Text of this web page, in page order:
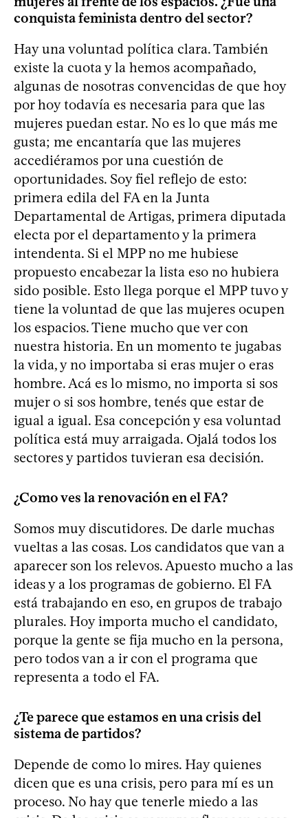
conquista feminista dentro del sector?
Hay una voluntad política clara. También
existe la cuota y la hemos acompañado,
algunas de nosotras convencidas de que hoy
por hoy todavía es necesaria para que las
mujeres puedan estar. No es lo que más me
gusta; me encantaría que las mujeres
accediéramos por una cuestión de
oportunidades. Soy fiel reflejo de esto:
primera edila del FA en la Junta
Departamental de Artigas, primera diputada
electa por el departamento y la primera
intendenta. Si el MPP no me hubiese
propuesto encabezar la lista eso no hubiera
sido posible. Esto llega porque el MPP tuvo y
tiene la voluntad de que las mujeres ocupen
los espacios. Tiene mucho que ver con
nuestra historia. En un momento te jugabas
la vida, y no importaba si eras mujer o eras
hombre. Acá es lo mismo, no importa si sos
mujer o si sos hombre, tenés que estar de
igual a igual. Esa concepción y esa voluntad
política está muy arraigada. Ojalá todos los
sectores y partidos tuvieran esa decisión.
¿Como ves la renovación en el FA?
Somos muy discutidores. De darle muchas
vueltas a las cosas. Los candidatos que van a
aparecer son los relevos. Apuesto mucho a las
ideas y a los programas de gobierno. El FA
está trabajando en eso, en grupos de trabajo
plurales. Hoy importa mucho el candidato,
porque la gente se fija mucho en la persona,
pero todos van a ir con el programa que
representa a todo el FA.
¿Te parece que estamos en una crisis del
sistema de partidos?
Depende de como lo mires. Hay quienes
dicen que es una crisis, pero para mí es un
proceso. No hay que tenerle miedo a las